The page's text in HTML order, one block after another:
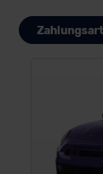
Zahlungsart